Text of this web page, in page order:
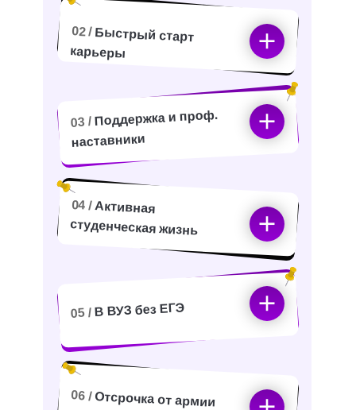
02 / Быстрый старт
карьеры
04 /Активная
студенческая жизнь
05 / В ВУЗ без ЕГЭ
06 / Отсрочка от армии
03 / Поддержка и проф.
наставники